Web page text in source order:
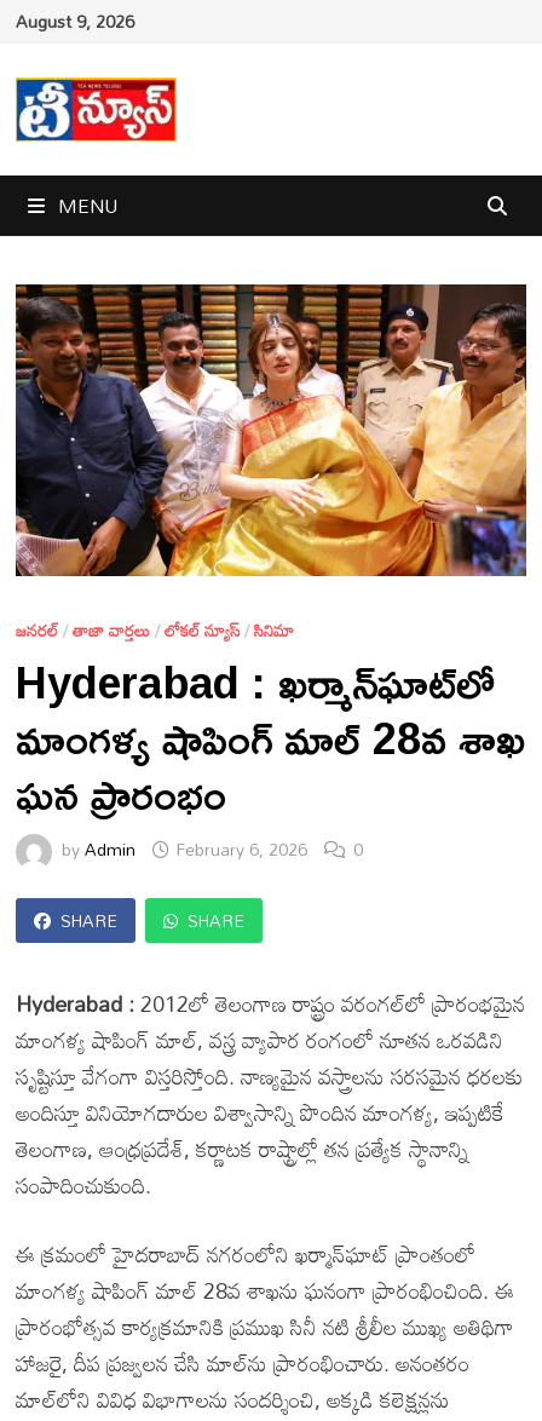
Skip
content
August 9, 2026
MENU
జనరల్/తాజా వార్తలు/లోకల్ న్యూస్/సినిమా
Hyderabad : ఖర్మాన్‌ఘాట్‌లో
మాంగళ్య షాపింగ్ మాల్ 28వ శాఖ
ఘన ప్రారంభం
byAdmin February 6, 2026 0
SHARE SHARE
Hyderabad :2012లో తెలంగాణ రాష్ట్రం వరంగల్‌లో ప్రారంభమైన
మాంగళ్య షాపింగ్ మాల్, వస్త్ర వ్యాపార రంగంలో నూతన ఒరవడిని
సృష్టిస్తూ వేగంగా విస్తరిస్తోంది. నాణ్యమైన వస్త్రాలను సరసమైన ధరలకు
అందిస్తూ వినియోగదారుల విశ్వాసాన్ని పొందిన మాంగళ్య, ఇప్పటికే
తెలంగాణ, ఆంధ్రప్రదేశ్, కర్ణాటక రాష్ట్రాల్లో తన ప్రత్యేక స్థానాన్ని
సంపాదించుకుంది.
ఈ క్రమంలో హైదరాబాద్ నగరంలోని ఖర్మాన్‌ఘాట్ ప్రాంతంలో
మాంగళ్య షాపింగ్ మాల్ 28వ శాఖను ఘనంగా ప్రారంభించింది. ఈ
ప్రారంభోత్సవ కార్యక్రమానికి ప్రముఖ సినీ నటి శ్రీలీల ముఖ్య అతిథిగా
హాజరై, దీప ప్రజ్వలన చేసి మాల్‌ను ప్రారంభించారు. అనంతరం
మాల్‌లోని వివిధ విభాగాలను సందర్శించి, అక్కడి కలెక్షన్లను